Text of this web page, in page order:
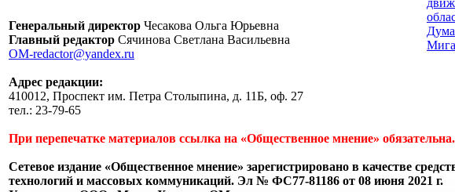
Дума
Генеральный директор Чесакова Ольга Юрьевна
Главный редактор Сячинова Светлана Васильевна
OM-redactor@yandex.ru
Адрес редакции:
410012, Проспект им. Петра Столыпина, д. 11Б, оф. 27
тел.: 23-79-65
При перепечатке материалов ссылка на «Общественное мнение» обязательна.
Сетевое издание «Общественное мнение» зарегистрировано в качестве
технологий и массовых коммуникаций. Эл № ФС77-81186 от 08 июня 2021 г.